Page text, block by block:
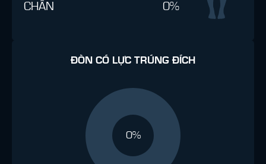
CHÂN 0%
ĐÒN CÓ LỰC TRÚNG ĐÍCH
0%